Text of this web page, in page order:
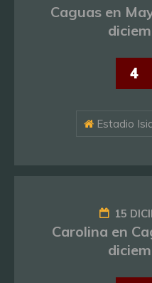
Caguas en
4
Estadio
15
Carolina en